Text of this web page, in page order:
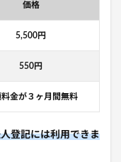
価格
5,500円
550円
料金が３ヶ月間無料
登記には利用できま